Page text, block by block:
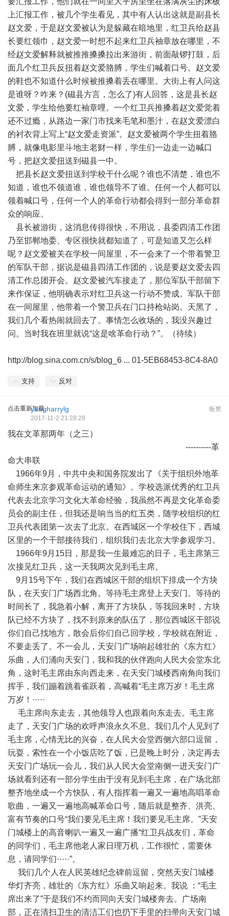
上汇报工作，被几个学生看见，其中有人认出这就是副县长
赵文爱，于是赵文爱被认为是躲藏在暗地里，红卫兵给赵县
长要红领巾，赵文爱一时想不起来红卫兵袖章放在哪里，不
经赵文爱解释就被推推搡搡拉出来游街，前面敲锣打鼓，后
面几个红卫兵反扭着赵文爱胳膊，学生们喊着口号。赵文爱
的鞋也不知道什么时候被推搡着丢在哪里。大街上有人问这
是谁呀？咋来？(磁县方言，怎么了)有人回答，这是县长赵
文爱，学生给他要红袖章哩。一个红卫兵推搡着赵文爱觉着
还不过瘾，从路边一家门市找来毛笔和墨汁，在赵文爱漂白
的衬衣背上写上“赵文爱走资派”。赵文爱被两个学生扭着胳
膊，就像电影里斗地主老财一样，学生们一边走一边喊口
号，把赵文爱扭送到磁县一中。
把县长赵文爱扭送到学校干什么呢？谁也不清楚，谁也不
知道，谁也不领道谁，谁也领导不了谁。任何一个人都可以
领着喊口号，任何一个人的革命行动都会得到一部分革命群
众的响应。
县长被游街，这消息传得很快，不用说，县委四清工作团
乃至邯郸地委、专区很快就都知道了，可是知道又怎么样
呢？赵文爱被关在学校一间屋里，不一会来了一个带着警卫
的军队干部，据说是磁县四清工作团的，说是要赵文爱去四
清工作总团开会。赵文爱被汽车接走了，那位军队干部留下
来作保证，他明确表示对红卫兵这一行动不赞成。军队干部
在一间屋里，他带着一个警卫兵在门口持枪站岗。天黑了，
我们几个看热闹就回去了。事情怎么收场的，我没兴趣过
问。当时我在班里就说“这是啥革命行动？”。（待续）
http://blog.sina.com.cn/s/blog_6 ... 01-5EB68453-8C4-8A0
支持 反对
点击重新加载 板凳
yangharrylg
2017-11-2 21:28:29
我在文革那两年（之三）
----------革
命大串联
1966年9月，中共中央和国务院发出了《关于组织外地革
命师生来京参观革命运动的通知》。学校选派优秀的红卫兵
代表去北京学习文化大革命经验，我虽然不再是文化革命委
员会的副主任，但我还是响当当的红五类，随学校组织的红
卫兵代表团第一次去了北京。在西城区一个学校住下，西城
区里的一个干部接待我们，组织我们去北京大学参观学习。
1966年9月15日，那是我一生最难忘的日子，毛主席第三
次接见红卫兵，这一天我两次见到毛主席。
9月15号下午，我们在西城区干部的组织下排成一个方块
队，在天安门广场西北角。等待毛主席登上天安门。等待的
时间长了，我急着小解，离开了方块队，等我回来时，方块
队已经不方块了，找不到原来的队伍了，那位西城区干部说
你们自己找地方，散会后你们自己回学校，学校就在附近，
不要走丢了。不一会儿，天安门广场响起雄壮的《东方红》
乐曲，人们涌向天安门，我和我的伙伴跑向人民大会堂东北
角，这时毛主席由东向西走来，在天安门城楼西南角向我们
挥手，我们蹦着跳着雀跃着，高喊着“毛主席万岁！毛主席
万岁！·····
毛主席向东走去，其他领导人也跟着向东走去。毛主席
走了，天安门广场的欢呼声浪永久不息。我们几个人见到了
毛主席，心情无比的兴奋，在人民大会堂西侧六部口逗留，
玩耍，索性在一个小饭店吃了饭，已是晚上时分，决定再去
天安门广场玩一会儿，我们从人民大会堂南侧一进天安门广
场就看到还有一部分学生由于没有见到毛主席，在广场北部
整齐地坐成一个方快队，有人指挥着一遍又一遍地高唱革命
歌曲，一遍又一遍地高喊革命口号，随后就是整齐、洪亮、
富有节奏的口号“我们要见毛主席！我们要见毛主席。”天安
门城楼上的高音喇叭一遍又一遍广播“红卫兵战友们，革命
的同学们，毛主席他老人家日理万机，工作很忙，需要休
息，请同学们·····”。
我们几个人在人民英雄纪念碑前逗留，突然天安门城楼
华灯齐亮，雄壮的《东方红》乐曲又响起来。我说 ：“毛主
席出来了”于是我们不约而同向天安门城楼奔去。广场南
部，正在清扫卫生的清洁工们也扔下手里的扫帚向天安门城